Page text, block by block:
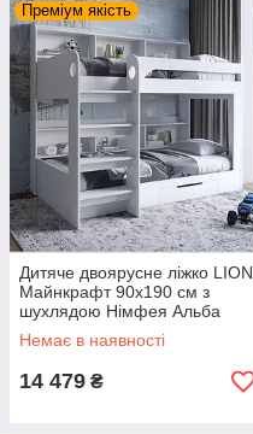
Преміум якість
Дитяче двоярусне ліжко LION
Майнкрафт 90х190 см з
шухлядою Німфея Альба
(білий) (LION-041541) ТОП
PREMIUM
Немає в наявності
14 479 ₴